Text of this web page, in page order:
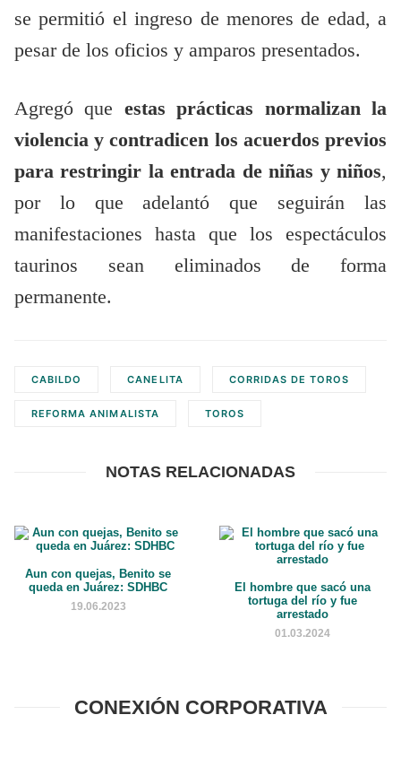
se permitió el ingreso de menores de edad, a
pesar de los oficios y amparos presentados.
Agregó que estas prácticas normalizan la
violencia y contradicen los acuerdos previos
para restringir la entrada de niñas y niños,
por lo que adelantó que seguirán las
manifestaciones hasta que los espectáculos
taurinos sean eliminados de forma
permanente.
CABILDO CANELITA CORRIDAS DE TOROS
REFORMA ANIMALISTA TOROS
NOTAS RELACIONADAS
Aun con quejas, Benito se
queda en Juárez: SDHBC
19.06.2023
El hombre que sacó una
tortuga del río y fue
arrestado
01.03.2024
CONEXIÓN CORPORATIVA